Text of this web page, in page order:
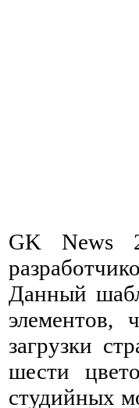
GK News
Данный
загрузки
шести
студийных